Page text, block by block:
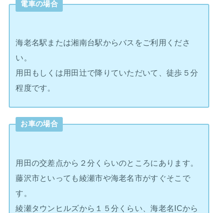
電車の場合
海老名駅または湘南台駅からバスをご利用くださ
い。
用田もしくは用田辻で降りていただいて、徒歩５分
程度です。
お車の場合
用田の交差点から２分くらいのところにあります。
藤沢市といっても綾瀬市や海老名市がすぐそこで
す。
綾瀬タウンヒルズから１５分くらい、海老名ICから